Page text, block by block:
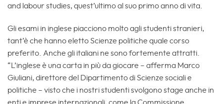
and labour studies, quest’ultimo al suo primo anno di vita.
Gli esami in inglese piacciono molto agli studenti stranieri,
tant’è che hanno eletto Scienze politiche quale corso
preferito. Anche gli italiani ne sono fortemente attratti.
“L’inglese è una carta in più da giocare – afferma Marco
Giuliani, direttore del Dipartimento di Scienze sociali e
politiche – visto che i nostri studenti svolgono stage anche in